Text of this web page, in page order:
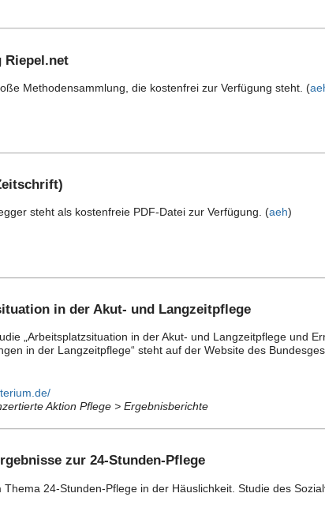
Riepel.net
Methodensammlung, die kostenfrei zur Verfügung steht. (
steht als kostenfreie PDF-Datei zur Verfügung. (aeh)
in der Akut- und Langzeitpflege
„Arbeitsplatzsituation in der Akut- und Langzeitpflege und
in der Langzeitpflege“ steht auf der Website des
Aktion Pflege > Ergebnisberichte
zur 24-Stunden-Pflege
24-Stunden-Pflege in der Häuslichkeit. Studie des